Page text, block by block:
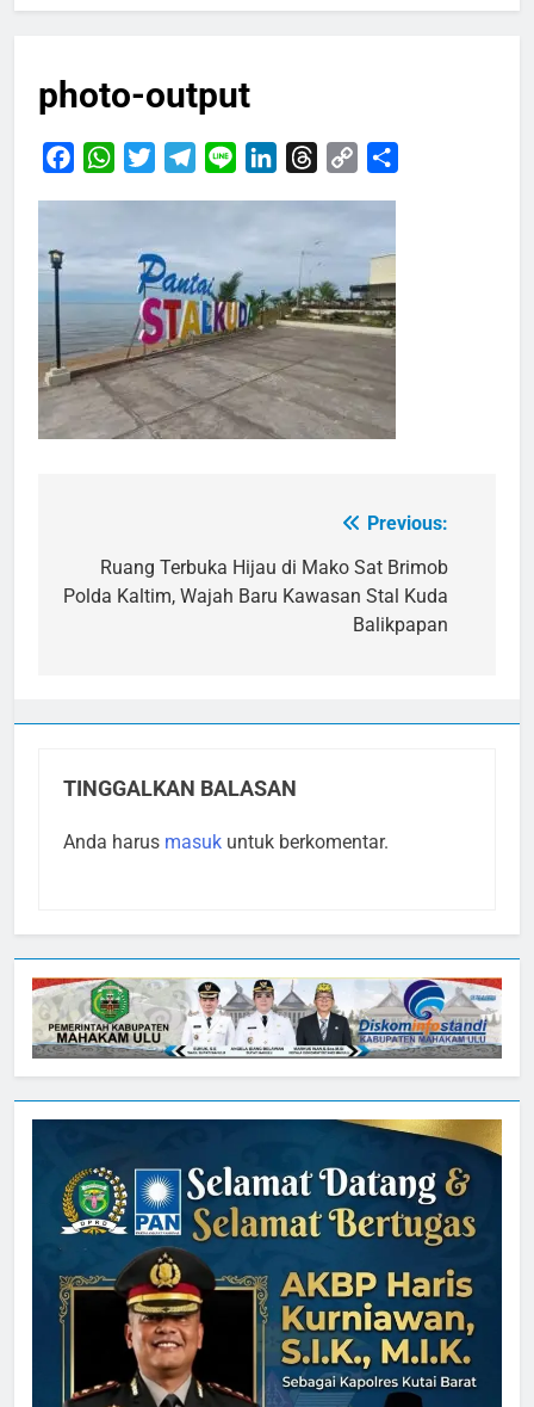
photo-output
FacebookWhatsApp
TwitterTelegram
Line LinkedInThreads
Copy
pos
Previous:
Ruang Terbuka Hijau di Mako Sat Brimob
Polda Kaltim, Wajah Baru Kawasan Stal Kuda
Balikpapan
TINGGALKAN BALASAN
Anda harus masuk untuk berkomentar.